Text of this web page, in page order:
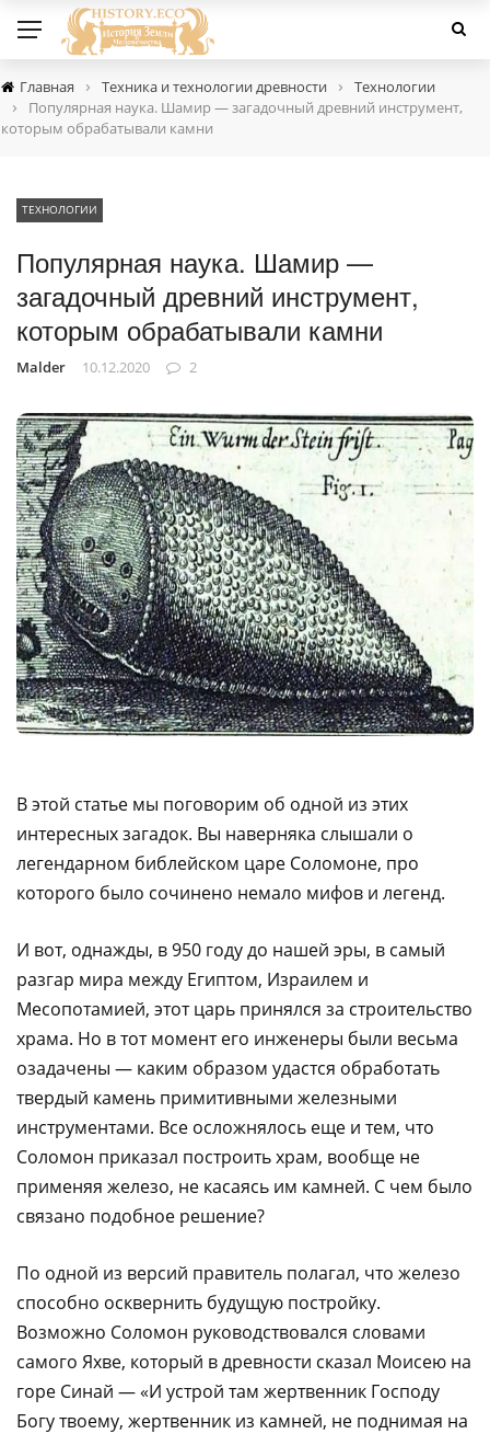
Главная › Техника и технологии древности › Технологии
›
Популярная наука. Шамир — загадочный древний инструмент,
которым обрабатывали камни
ТЕХНОЛОГИИ
Популярная наука. Шамир —
загадочный древний инструмент,
которым обрабатывали камни
Malder 10.12.2020 2
В этой статье мы поговорим об одной из этих
интересных загадок. Вы наверняка слышали о
легендарном библейском царе Соломоне, про
которого было сочинено немало мифов и легенд.
И вот, однажды, в 950 году до нашей эры, в самый
разгар мира между Египтом, Израилем и
Месопотамией, этот царь принялся за строительство
храма. Но в тот момент его инженеры были весьма
озадачены — каким образом удастся обработать
твердый камень примитивными железными
инструментами. Все осложнялось еще и тем, что
Соломон приказал построить храм, вообще не
применяя железо, не касаясь им камней. С чем было
связано подобное решение?
По одной из версий правитель полагал, что железо
способно осквернить будущую постройку.
Возможно Соломон руководствовался словами
самого Яхве, который в древности сказал Моисею на
горе Синай — «И устрой там жертвенник Господу
Богу твоему, жертвенник из камней, не поднимая на